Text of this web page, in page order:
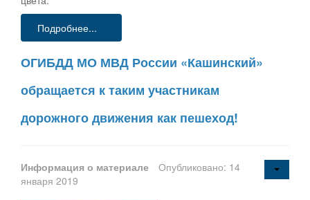
Подробнее...
ОГИБДД МО МВД России «Кашинский»
обращается к таким участникам
дорожного движения как пешеход!
Информация о материале
Опубликовано: 14
января 2019